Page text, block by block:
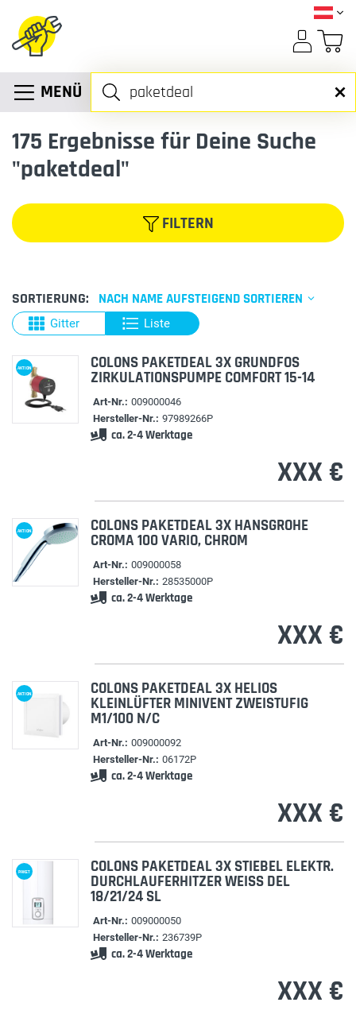
MENÜ
175 Ergebnisse für Deine Suche
"paketdeal"
FILTERN
SORTIERUNG: NACH NAME AUFSTEIGEND SORTIEREN
Gitter Liste
AKTION COLONS PAKETDEAL 3X GRUNDFOS
ZIRKULATIONSPUMPE COMFORT 15-14
Art-Nr.: 009000046
Hersteller-Nr.: 97989266P
ca. 2-4 Werktage
XXX €
AKTION COLONS PAKETDEAL 3X HANSGROHE
CROMA 100 VARIO, CHROM
Art-Nr.: 009000058
Hersteller-Nr.: 28535000P
ca. 2-4 Werktage
XXX €
AKTION COLONS PAKETDEAL 3X HELIOS
KLEINLÜFTER MINIVENT ZWEISTUFIG
M1/100 N/C
Art-Nr.: 009000092
Hersteller-Nr.: 06172P
ca. 2-4 Werktage
XXX €
PAKET COLONS PAKETDEAL 3X STIEBEL ELEKTR.
DURCHLAUFERHITZER WEISS DEL 1
8/21/24 SL
Art-Nr.: 009000050
Hersteller-Nr.: 236739P
ca. 2-4 Werktage
XXX €